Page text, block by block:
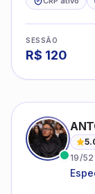
SESSÃO
R$ 120
19/